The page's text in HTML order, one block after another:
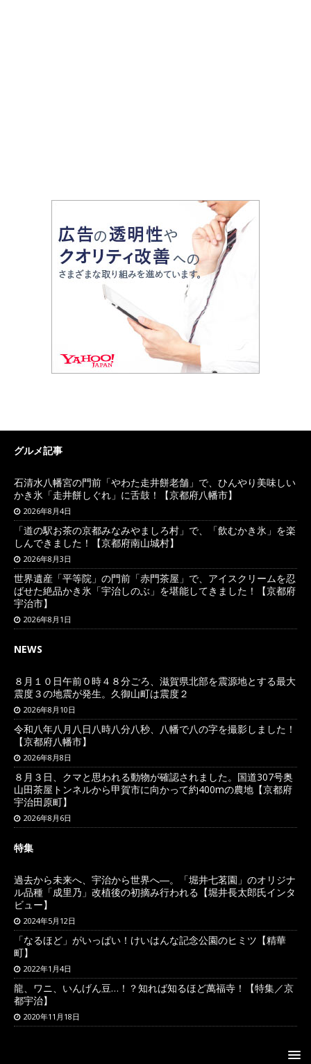
グルメ記事
石清水八幡宮の門前「やわた走井餅老舗」で、ひんやり美味しい
かき氷「走井餅しぐれ」に舌鼓！【京都府八幡市】
2026年8月4日
「道の駅お茶の京都みなみやましろ村」で、「飲むかき氷」を楽
しんできました！【京都府南山城村】
2026年8月3日
世界遺産「平等院」の門前「赤門茶屋」で、アイスクリームを忍
ばせた絶品かき氷「宇治しのぶ」を堪能してきました！【京都府
宇治市】
2026年8月1日
NEWS
８月１０日午前０時４８分ごろ、滋賀県北部を震源地とする最大
震度３の地震が発生。久御山町は震度２
2026年8月10日
令和八年八月八日八時八分八秒、八幡で八の字を撮影しました！
【京都府八幡市】
2026年8月8日
８月３日、クマと思われる動物が確認されました。国道307号奥
山田茶屋トンネルから甲賀市に向かって約400mの農地【京都府
宇治田原町】
2026年8月6日
特集
過去から未来へ、宇治から世界へ―。「堀井七茗園」のオリジナ
ル品種「成里乃」改植後の初摘み行われる【堀井長太郎氏インタ
ビュー】
2024年5月12日
「なるほど」がいっぱい！けいはんな記念公園のヒミツ【精華
町】
2022年1月4日
龍、ワニ、いんげん豆…！？知れば知るほど萬福寺！【特集／京
都宇治】
2020年11月18日